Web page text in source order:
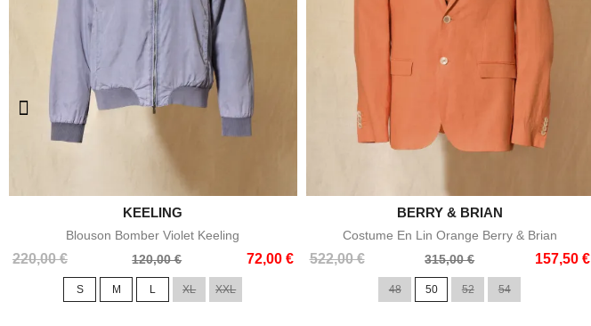
Aperçu rapide
KEELING
Blouson Bomber Violet Keeling
220,00 €
Prix
120,00 € 72,00 €
Prix
S M L XL XXL
Aperçu rapide
BERRY & BRIAN
Costume En Lin Orange Berry & Brian
522,00 €
Prix
315,00 € 157,50 €
Prix
48 50 52 54